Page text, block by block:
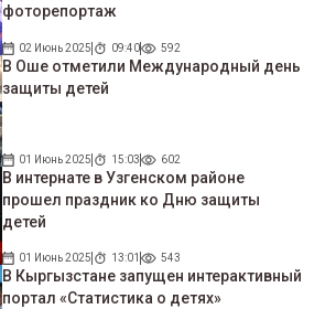
фоторепортаж
02 Июнь 2025 09:40 592
В Оше отметили Международный день
защиты детей
01 Июнь 2025 15:03 602
В интернате в Узгенском районе
прошел праздник ко Дню защиты
детей
01 Июнь 2025 13:01 543
В Кыргызстане запущен интерактивный
портал «Статистика о детях»